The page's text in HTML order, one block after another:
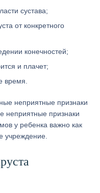
сустава;
от конкретного
конечностей;
и плачет;
время.
неприятные признаки
у ребенка важно как
учреждение.